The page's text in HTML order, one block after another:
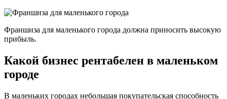
Франшиза для маленького города должна приносить высокую
прибыль.
Какой бизнес рентабелен в маленьком
городе
В маленьких городах небольшая покупательская способность